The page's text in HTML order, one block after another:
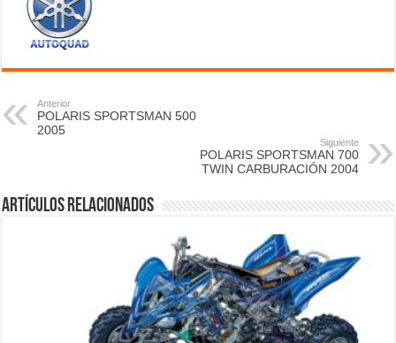
Anterior
POLARIS SPORTSMAN 500
2005
Siguiente
POLARIS SPORTSMAN 700
TWIN CARBURACIÓN 2004
Artículos relacionados